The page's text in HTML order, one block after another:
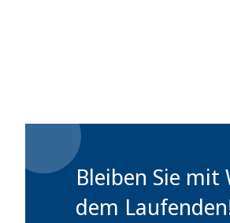
Bleiben Sie
dem